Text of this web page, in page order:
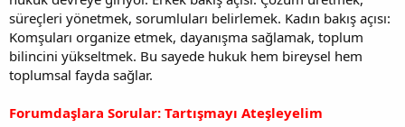
süreçleri yönetmek, sorumluları belirlemek. Kadın bakış açısı:
Komşuları organize etmek, dayanışma sağlamak, toplum
bilincini yükseltmek. Bu sayede hukuk hem bireysel hem
toplumsal fayda sağlar.
Forumdaşlara Sorular: Tartışmayı Ateşleyelim